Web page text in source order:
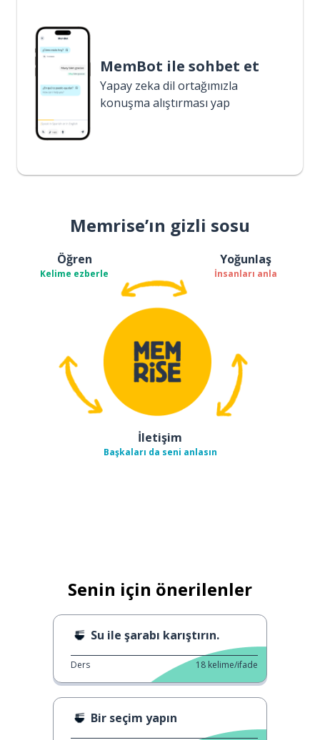
MemBot ile sohbet et
Yapay zeka dil ortağımızla
konuşma alıştırması yap
Memrise’ın gizli sosu
Öğren
Kelime ezberle
Yoğunlaş
İnsanları anla
İletişim
Başkaları da seni anlasın
Senin için önerilenler
Su ile şarabı karıştırın.
Ders 18 kelime/ifade
Bir seçim yapın